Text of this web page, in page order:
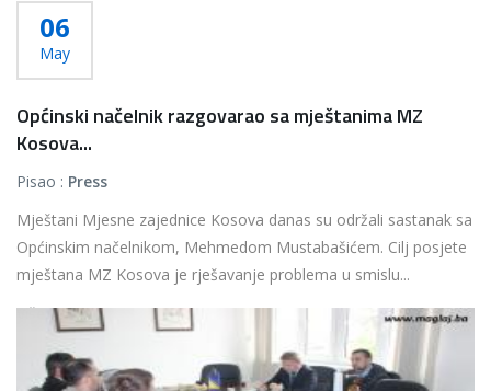
06
May
Općinski načelnik razgovarao sa mještanima MZ
Kosova...
Pisao : Press
Mještani Mjesne zajednice Kosova danas su održali sastanak sa
Općinskim načelnikom, Mehmedom Mustabašićem. Cilj posjete
mještana MZ Kosova je rješavanje problema u smislu...
Više...